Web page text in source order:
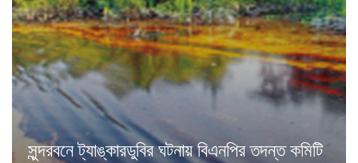
সুন্দরবনে ট্যাঙ্কারড‍ুবির ঘটনায় বিএনপির তদন্ত কমিটি